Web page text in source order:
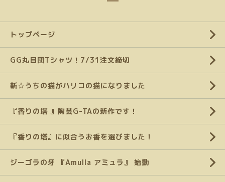
トップページ
GG丸目団Tシャツ！7/31注文締切
新☆うちの猫がハリコの猫になりました
『香りの塔 』陶芸G-TAの新作です！
『香りの塔』に似合うお香を選びました！
ジーゴラの牙 『Amulla アミュラ』 始動